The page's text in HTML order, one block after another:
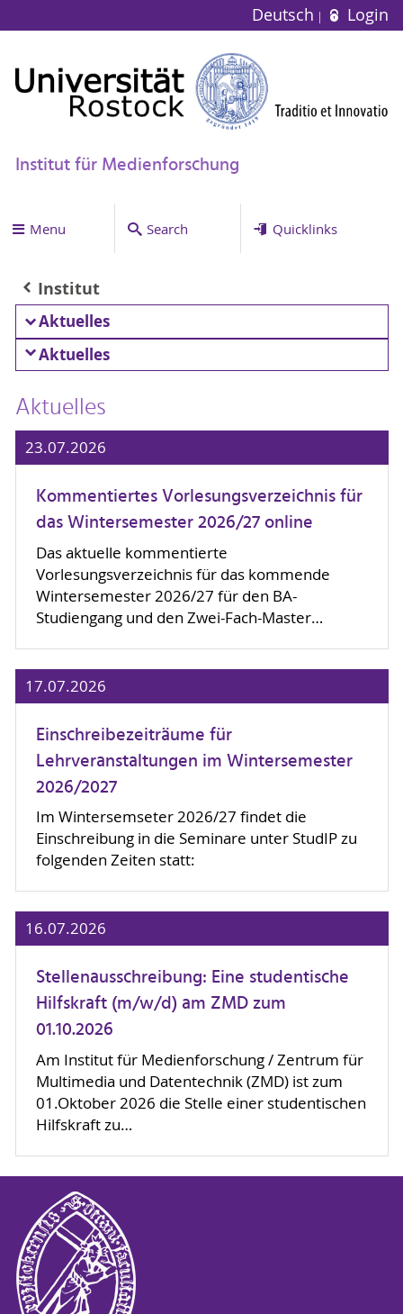
Deutsch Login
Institut für Medienforschung
Menu Search Quicklinks
Institut
Aktuelles
Aktuelles
Aktuelles
23.07.2026
Kommentiertes Vorlesungsverzeichnis für
das Wintersemester 2026/27 online
Das aktuelle kommentierte
Vorlesungsverzeichnis für das kommende
Wintersemester 2026/27 für den BA-
Studiengang und den Zwei-Fach-Master…
17.07.2026
Einschreibezeiträume für
Lehrveranstaltungen im Wintersemester
2026/2027
Im Wintersemseter 2026/27 findet die
Einschreibung in die Seminare unter StudIP zu
folgenden Zeiten statt:
16.07.2026
Stellenausschreibung: Eine studentische
Hilfskraft (m/w/d) am ZMD zum
01.10.2026
Am Institut für Medienforschung / Zentrum für
Multimedia und Datentechnik (ZMD) ist zum
01.Oktober 2026 die Stelle einer studentischen
Hilfskraft zu…